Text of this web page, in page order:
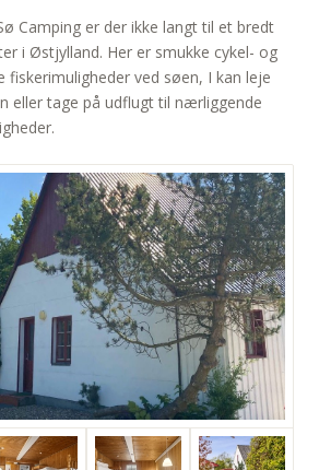
Camping er der ikke langt til et bredt
i Østjylland. Her er smukke cykel- og
fiskerimuligheder ved søen, I kan leje
eller tage på udflugt til nærliggende